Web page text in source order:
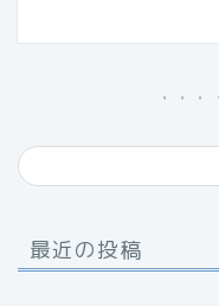
最近の投稿